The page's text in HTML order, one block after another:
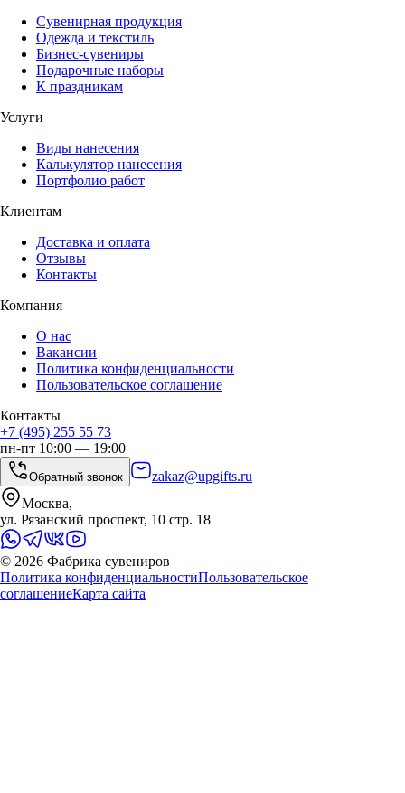
Сувенирная продукция
Одежда и текстиль
Бизнес-сувениры
Подарочные наборы
К праздникам
Услуги
Виды нанесения
Калькулятор нанесения
Портфолио работ
Клиентам
Доставка и оплата
Отзывы
Контакты
Компания
О нас
Вакансии
Политика конфиденциальности
Пользовательское соглашение
Контакты
+7 (495) 255 55 73
пн-пт 10:00 — 19:00
Обратный звонок
zakaz@upgifts.ru
Москва,
ул. Рязанский проспект, 10 стр. 18
© 2026 Фабрика сувениров
Политика конфиденциальностиПользовательское
соглашениеКарта сайта